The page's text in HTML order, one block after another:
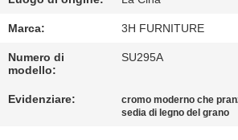
MAPPA
DEL
SITO
Marca: 3H FURNITURE
Numero di
modello:
SU295A
Evidenziare: cromo moderno che
sedia di legno del grano